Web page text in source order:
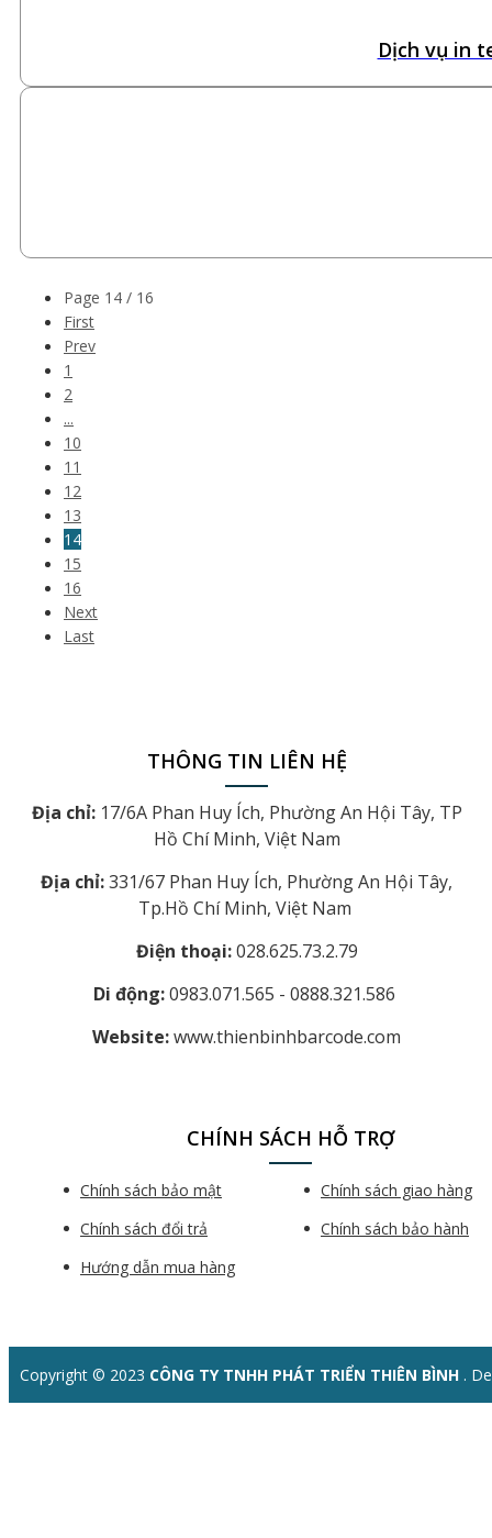
Dịch vụ in
Page 14 / 16
First
Prev
1
2
...
10
11
12
13
14
15
16
Next
Last
THÔNG TIN LIÊN HỆ
Địa chỉ: 17/6A Phan Huy Ích, Phường An Hội Tây, TP
Hồ Chí Minh, Việt Nam
Địa chỉ:331/67 Phan Huy Ích, Phường An Hội Tây,
Tp.Hồ Chí Minh, Việt Nam
Điện thoại:028.625.73.2.79
Di động:0983.071.565 - 0888.321.586
Website:www.thienbinhbarcode.com
CHÍNH SÁCH HỖ TRỢ
Chính sách bảo mật
Chính sách giao hàng
Chính sách đổi trả
Chính sách bảo hành
Hướng dẫn mua hàng
Copyright © 2023 CÔNG TY TNHH PHÁT TRIỂN THIÊN BÌNH .